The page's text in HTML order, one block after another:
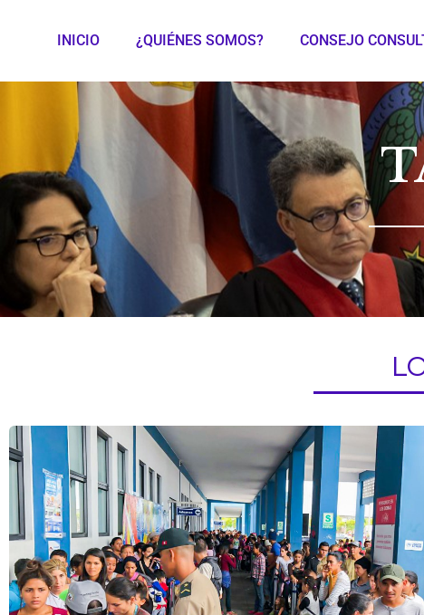
INICIO ¿QUIÉNES SOMOS? CONSEJO